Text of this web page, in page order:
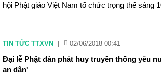
hội Phật giáo Việt Nam tổ chức trọng thể sáng
TIN TỨC TTXVN 02/06/2018 00:41
Đại lễ Phật đản phát huy truyền thống yêu
an dân'